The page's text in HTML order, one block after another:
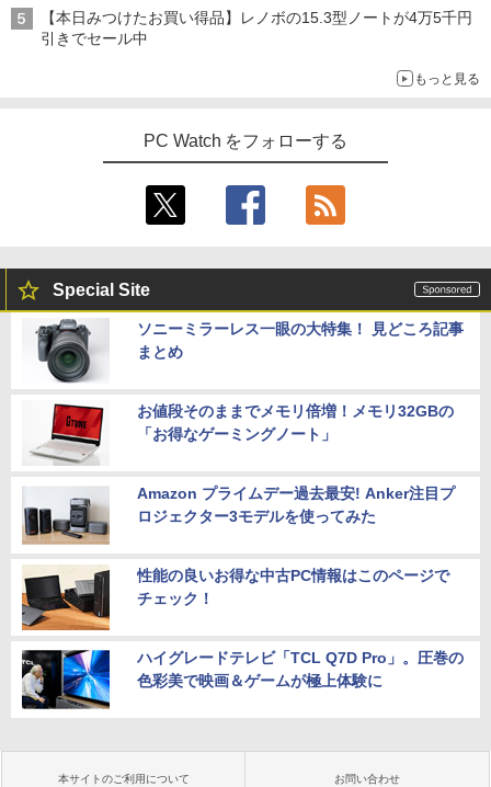
【本日みつけたお買い得品】レノボの15.3型ノートが4万5千円
引きでセール中
もっと見る
PC Watch をフォローする
Special Site
ソニーミラーレス一眼の大特集！ 見どころ記事
まとめ
お値段そのままでメモリ倍増！メモリ32GBの
「お得なゲーミングノート」
Amazon プライムデー過去最安! Anker注目プ
ロジェクター3モデルを使ってみた
性能の良いお得な中古PC情報はこのページで
チェック！
ハイグレードテレビ「TCL Q7D Pro」。圧巻の
色彩美で映画＆ゲームが極上体験に
本サイトのご利用について お問い合わせ